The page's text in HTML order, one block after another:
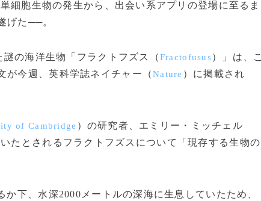
細胞生物の発生から、出会い系アプリの登場に至るま
げた──。
の海洋生物「フラクトフズス（Fractofusus）」は、こ
が今週、英科学誌ネイチャー（Nature ）に掲載され
of Cambridge ）の研究者、エミリー・ミッチェル
たとされるフラクトフズスについて「現存する生物の
下、水深2000メートルの深海に生息していたため、